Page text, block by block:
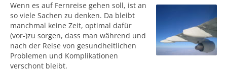
Wenn es auf Fernreise gehen soll, ist an
so viele Sachen zu denken. Da bleibt
manchmal keine Zeit, optimal dafür
(vor-)zu sorgen, dass man während und
nach der Reise von gesundheitlichen
Problemen und Komplikationen
verschont bleibt.